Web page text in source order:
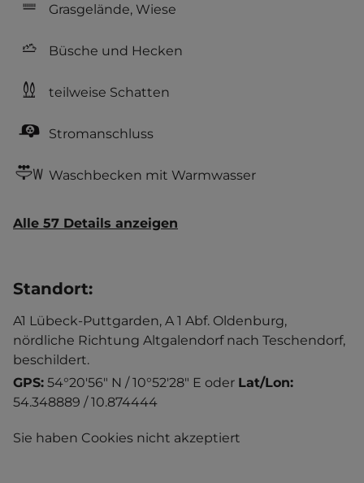
Grasgelände, Wiese
Büsche und Hecken
teilweise Schatten
Stromanschluss
Waschbecken mit Warmwasser
Alle 57 Details anzeigen
Standort:
A1 Lübeck-Puttgarden, A 1 Abf. Oldenburg,
nördliche Richtung Altgalendorf nach Teschendorf,
beschildert.
GPS: 54°20'56" N / 10°52'28" E oder Lat/Lon:
54.348889 / 10.874444
Sie haben Cookies nicht akzeptiert